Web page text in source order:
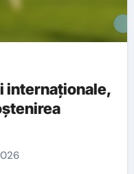
internaționale,